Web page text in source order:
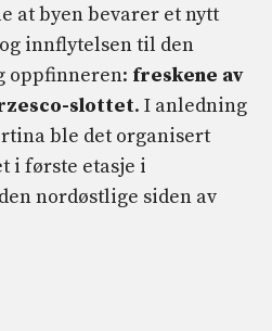
at byen bevarer et nytt
innflytelsen til den
oppfinneren: freskene av
slottet. I anledning
ble det organisert
i første etasje i
nordøstlige siden av